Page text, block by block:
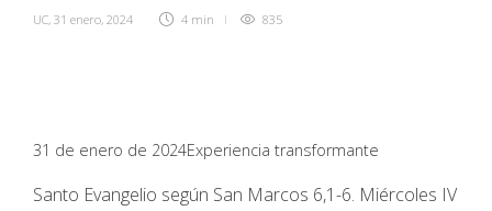
UC, 31 enero, 2024 4 min 835
31 de enero de 2024Experiencia transformante
Santo Evangelio según San Marcos 6,1-6. Miércoles IV